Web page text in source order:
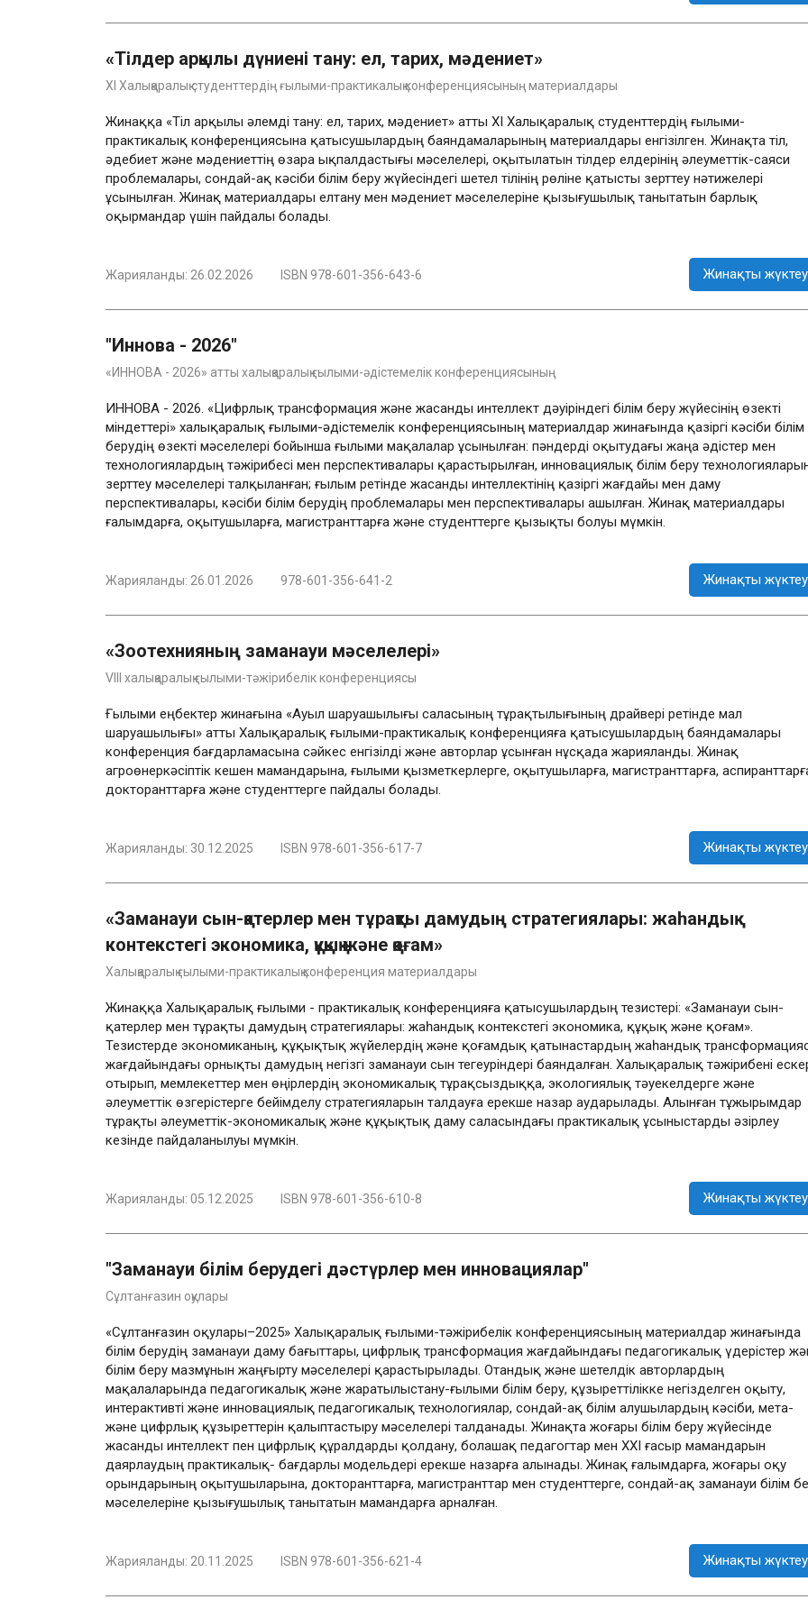
«Тілдер арқылы дүниені тану: ел, тарих, мәдениет»
XI Халықаралық студенттердің ғылыми-практикалық конференциясының материалдары
Жинаққа «Тіл арқылы әлемді тану: ел, тарих, мәдениет» атты XI Халықаралық студенттердің ғылыми-
практикалық конференциясына қатысушылардың баяндамаларының материалдары енгізілген. Жинақта тіл,
әдебиет және мәдениеттің өзара ықпалдастығы мәселелері, оқытылатын тілдер елдерінің әлеуметтік-саяси
проблемалары, сондай-ақ кәсіби білім беру жүйесіндегі шетел тілінің рөліне қатысты зерттеу нәтижелері
ұсынылған. Жинақ материалдары елтану мен мәдениет мәселелеріне қызығушылық танытатын барлық
оқырмандар үшін пайдалы болады.
Жарияланды: 26.02.2026 ISBN 978-601-356-643-6 Жинақты жүктеу
"Иннова - 2026"
«ИННОВА - 2026» атты халықаралық ғылыми-әдістемелік конференциясының
ИННОВА - 2026. «Цифрлық трансформация және жасанды интеллект дәуіріндегі білім беру жүйесінің өзекті
міндеттері» халықаралық ғылыми-әдістемелік конференциясының материалдар жинағында қазіргі кәсіби білім
берудің өзекті мәселелері бойынша ғылыми мақалалар ұсынылған: пәндерді оқытудағы жаңа әдістер мен
технологиялардың тәжірибесі мен перспективалары қарастырылған, инновациялық білім беру
зерттеу мәселелері талқыланған; ғылым ретінде жасанды интеллектінің қазіргі жағдайы мен даму
перспективалары, кәсіби білім берудің проблемалары мен перспективалары ашылған. Жинақ материалдары
ғалымдарға, оқытушыларға, магистранттарға және студенттерге қызықты болуы мүмкін.
Жарияланды: 26.01.2026 978-601-356-641-2 Жинақты жүктеу
«Зоотехнияның заманауи мәселелері»
VIII халықаралық ғылыми-тәжірибелік конференциясы
Ғылыми еңбектер жинағына «Ауыл шаруашылығы саласының тұрақтылығының драйвері ретінде мал
шаруашылығы» атты Халықаралық ғылыми-практикалық конференцияға қатысушылардың баяндамалары
конференция бағдарламасына сәйкес енгізілді және авторлар ұсынған нұсқада жарияланды. Жинақ
агроөнеркәсіптік кешен мамандарына, ғылыми қызметкерлерге, оқытушыларға, магистранттарға,
докторанттарға және студенттерге пайдалы болады.
Жарияланды: 30.12.2025 ISBN 978-601-356-617-7 Жинақты жүктеу
«Заманауи сын-қатерлер мен тұрақты дамудың стратегиялары: жаһандық
контекстегі экономика, құқық және қоғам»
Халықаралық ғылыми-практикалық конференция материалдары
Жинаққа Халықаралық ғылыми - практикалық конференцияға қатысушылардың тезистері: «Заманауи сын-
қатерлер мен тұрақты дамудың стратегиялары: жаһандық контекстегі экономика, құқық және қоғам».
Тезистерде экономиканың, құқықтық жүйелердің және қоғамдық қатынастардың жаһандық
жағдайындағы орнықты дамудың негізгі заманауи сын тегеуріндері баяндалған. Халықаралық тәжірибені
отырып, мемлекеттер мен өңірлердің экономикалық тұрақсыздыққа, экологиялық тәуекелдерге және
әлеуметтік өзгерістерге бейімделу стратегияларын талдауға ерекше назар аударылады. Алынған тұжырымдар
тұрақты әлеуметтік-экономикалық және құқықтық даму саласындағы практикалық ұсыныстарды әзірлеу
кезінде пайдаланылуы мүмкін.
Жарияланды: 05.12.2025 ISBN 978-601-356-610-8 Жинақты жүктеу
"Заманауи білім берудегі дәстүрлер мен инновациялар"
Сұлтанғазин оқулары
«Сұлтанғазин оқулары–2025» Халықаралық ғылыми-тәжірибелік конференциясының материалдар жинағында
білім берудің заманауи даму бағыттары, цифрлық трансформация жағдайындағы педагогикалық үдерістер
білім беру мазмұнын жаңғырту мәселелері қарастырылады. Отандық және шетелдік авторлардың
мақалаларында педагогикалық және жаратылыстану-ғылыми білім беру, құзыреттілікке негізделген оқыту,
интерактивті және инновациялық педагогикалық технологиялар, сондай-ақ білім алушылардың кәсіби, мета-
және цифрлық құзыреттерін қалыптастыру мәселелері талданады. Жинақта жоғары білім беру жүйесінде
жасанды интеллект пен цифрлық құралдарды қолдану, болашақ педагогтар мен XXI ғасыр мамандарын
даярлаудың практикалық- бағдарлы модельдері ерекше назарға алынады. Жинақ ғалымдарға, жоғары оқу
орындарының оқытушыларына, докторанттарға, магистранттар мен студенттерге, сондай-ақ заманауи білім
мәселелеріне қызығушылық танытатын мамандарға арналған.
Жарияланды: 20.11.2025 ISBN 978-601-356-621-4 Жинақты жүктеу